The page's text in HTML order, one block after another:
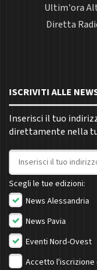
Ultim'ora
Diretta
ISCRIVITI ALLE
Inserisci il tuo
direttamente nella
Indirizzo email
Scegli le tue edizioni:
News Alessandria
News Pavia
Eventi Nord-Ovest
Accetto l'iscrizione